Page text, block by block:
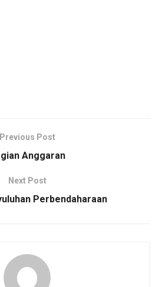
Previous Post
Anggaran
Next Post
Perbendaharaan